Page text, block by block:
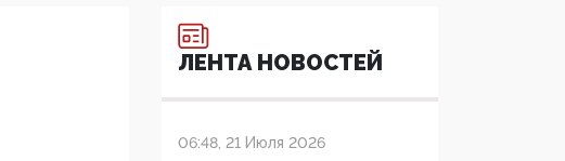
ЛЕНТА НОВОСТЕЙ
06:48, 21 Июля 2026